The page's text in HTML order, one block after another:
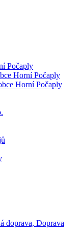
Počaply
Horní Počaply
Horní Počaply
doprava, Doprava